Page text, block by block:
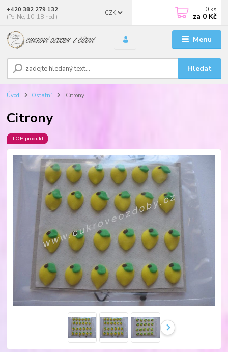
Menu
CZK
Hledat
+420 382 279 132
(Po-Ne, 10-18 hod.)
0 ks
za 0 Kč
Úvod Ostatní Citrony
Citrony
TOP produkt